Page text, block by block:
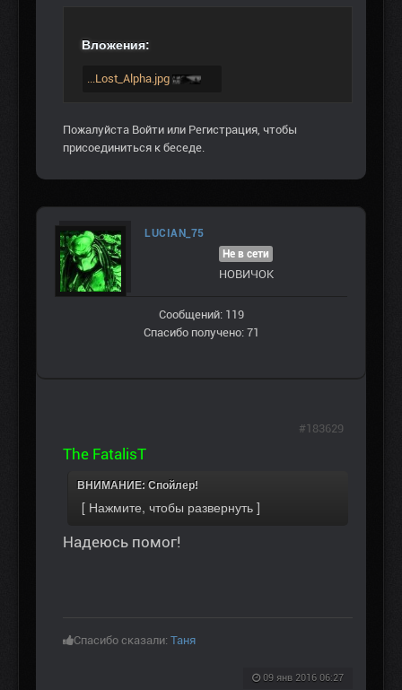
Вложения:
...Lost_Alpha.jpg
Пожалуйста Войти или Регистрация , чтобы
присоединиться к беседе.
LUCIAN_75
Не в сети
НОВИЧОК
Сообщений: 119
Спасибо получено: 71
The FatalisT
ВНИМАНИЕ: Спойлер!
Надеюсь помог!
Спасибо сказали: Таня
09 янв 2016 06:27
#183629